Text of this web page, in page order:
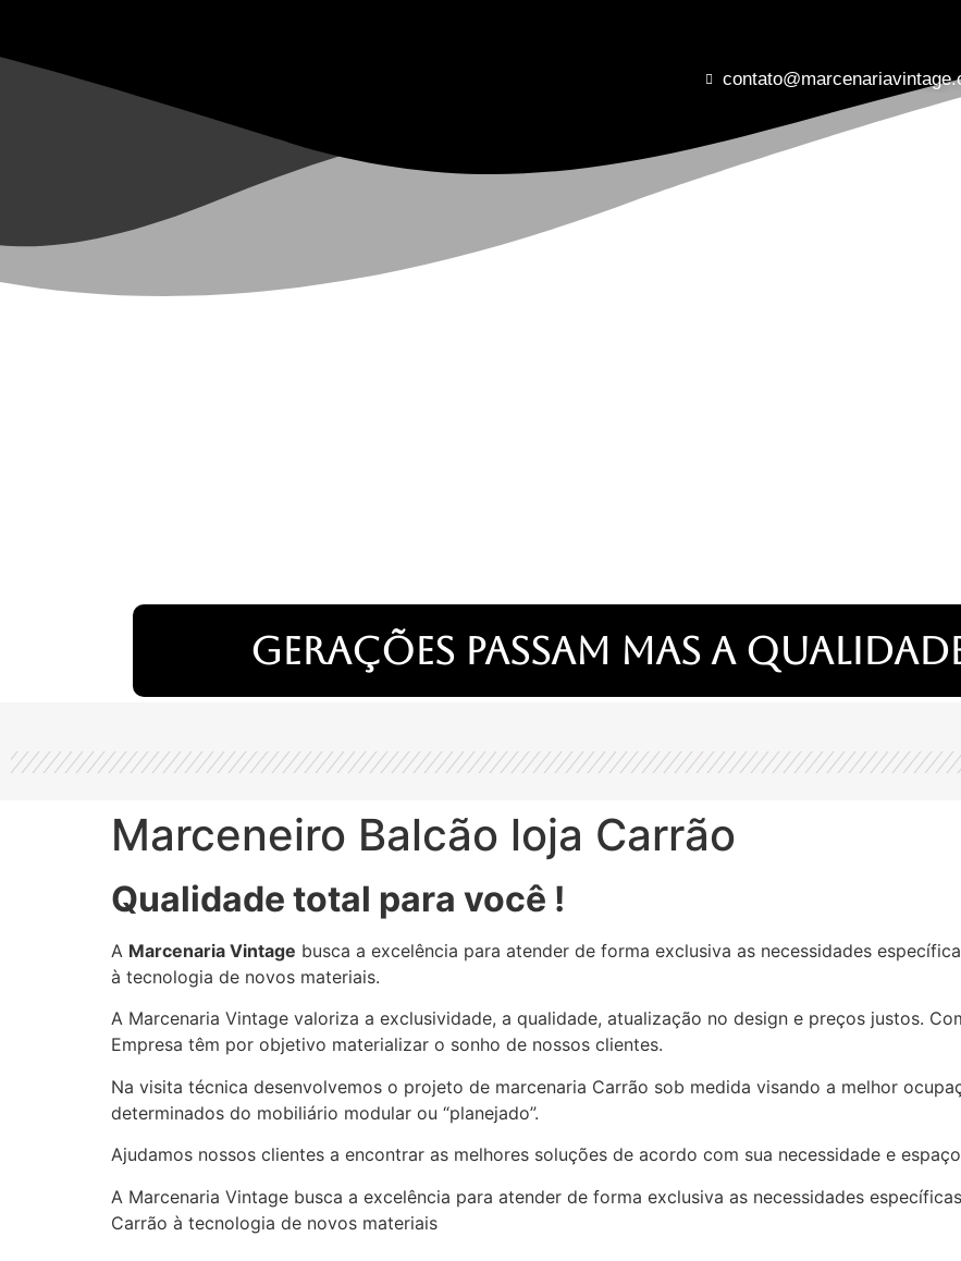
Gerações passam mas a
Marceneiro Balcão loja Carrão
Qualidade total para você !
A Marcenaria Vintage busca a excelência para atender de forma exclusiva as necessidades
à tecnologia de novos materiais.
A Marcenaria Vintage valoriza a exclusividade, a qualidade, atualização no design e preços justos.
Empresa têm por objetivo materializar o sonho de nossos clientes.
Na visita técnica desenvolvemos o projeto de marcenaria Carrão sob medida visando a melhor
determinados do mobiliário modular ou “planejado”.
Ajudamos nossos clientes a encontrar as melhores soluções de acordo com sua necessidade e
A Marcenaria Vintage busca a excelência para atender de forma exclusiva as necessidades
Carrão à tecnologia de novos materiais